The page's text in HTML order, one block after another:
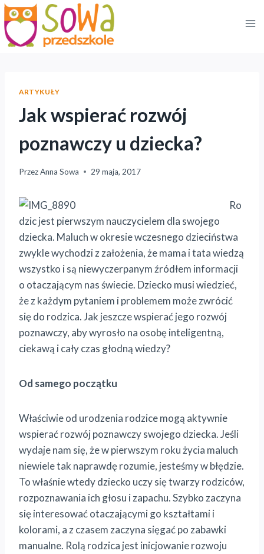
Przejdź
do
treści
ARTYKUŁY
Jak wspierać rozwój
poznawczy u dziecka?
PrzezAnna Sowa 29 maja, 2017
Ro
dzic jest pierwszym nauczycielem dla swojego
dziecka. Maluch w okresie wczesnego dzieciństwa
zwykle wychodzi z założenia, że mama i tata wiedzą
wszystko i są niewyczerpanym źródłem informacji
o otaczającym nas świecie. Dziecko musi wiedzieć,
że z każdym pytaniem i problemem może zwrócić
się do rodzica. Jak jeszcze wspierać jego rozwój
poznawczy, aby wyrosło na osobę inteligentną,
ciekawą i cały czas głodną wiedzy?
Od samego początku
Właściwie od urodzenia rodzice mogą aktywnie
wspierać rozwój poznawczy swojego dziecka. Jeśli
wydaje nam się, że w pierwszym roku życia maluch
niewiele tak naprawdę rozumie, jesteśmy w błędzie.
To właśnie wtedy dziecko uczy się twarzy rodziców,
rozpoznawania ich głosu i zapachu. Szybko zaczyna
się interesować otaczającymi go kształtami i
kolorami, a z czasem zaczyna sięgać po zabawki
manualne. Rolą rodzica jest inicjowanie rozwoju